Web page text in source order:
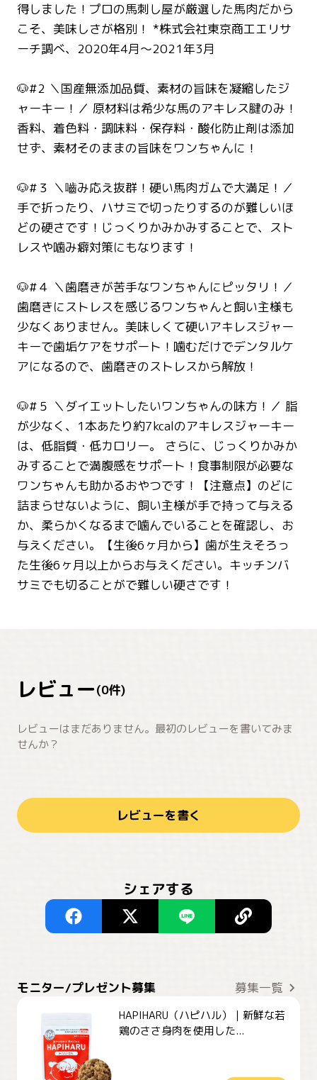
得しました！プロの馬刺し屋が厳選した馬肉だから
こそ、美味しさが格別！ *株式会社東京商工エリサ
ーチ調べ、2020年4月～2021年3月
🐶#2 ＼国産無添加品質、素材の旨味を凝縮したジ
ャーキー！／ 原材料は希少な馬のアキレス腱のみ！
香料、着色料・調味料・保存料・酸化防止剤は添加
せず、素材そのままの旨味をワンちゃんに！
🐶#３ ＼嚙み応え抜群！硬い馬肉ガムで大満足！／
手で折ったり、ハサミで切ったりするのが難しいほ
どの硬さです！じっくりかみかみすることで、スト
レスや噛み癖対策にもなります！
🐶#４ ＼歯磨きが苦手なワンちゃんにピッタリ！／
歯磨きにストレスを感じるワンちゃんと飼い主様も
少なくありません。美味しくて硬いアキレスジャー
キーで歯垢ケアをサポート！噛むだけでデンタルケ
アになるので、歯磨きのストレスから解放！
🐶#５ ＼ダイエットしたいワンちゃんの味方！／ 脂
が少なく、1本あたり約7kcalのアキレスジャーキー
は、低脂質・低カロリー。 さらに、じっくりかみか
みすることで満腹感をサポート！食事制限が必要な
ワンちゃんも助かるおやつです！【注意点】のどに
詰まらせないように、飼い主様が手で持って与える
か、柔らかくなるまで噛んでいることを確認し、お
与えください。【生後6ヶ月から】歯が生えそろっ
た生後6ヶ月以上からお与えください。キッチンバ
サミでも切ることがで難しい硬さです！
レビュー(0件)
レビューはまだありません。最初のレビューを書いてみま
せんか？
レビューを書く
シェアする
モニター/プレゼント募集 募集一覧
HAPIHARU（ハピハル）｜新鮮な若
鶏のささ身肉を使用した...